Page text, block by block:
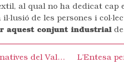
al qual no ha dedicat cap
de les persones i
aquest conjunt industrialde
Les Candidatures Alternatives del Vallès CAV rebutgen el nou retard en la construcció de l’Hospital Ernest Lluch